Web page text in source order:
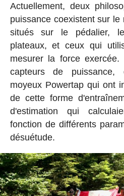
Actuellement, deux
puissance coexistent sur
situés sur le pédalier,
plateaux, et ceux qui
mesurer la force
capteurs de puissance,
moyeux Powertap qui ont
de cette forme
d'estimation qui
fonction de différents
désuétude.